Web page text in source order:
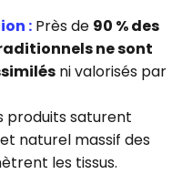
: Près de 90 % des
ne sont
ni valorisés par
produits saturent
naturel massif des
les tissus.